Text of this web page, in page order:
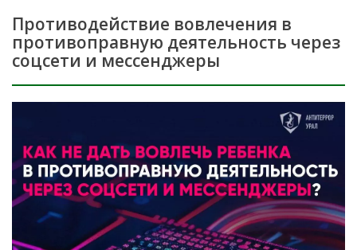
Противодействие вовлечения в
противоправную деятельность через
соцсети и мессенджеры